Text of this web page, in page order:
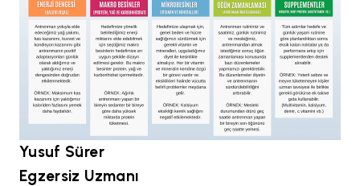
Yusuf Sürer
Egzersiz Uzmanı